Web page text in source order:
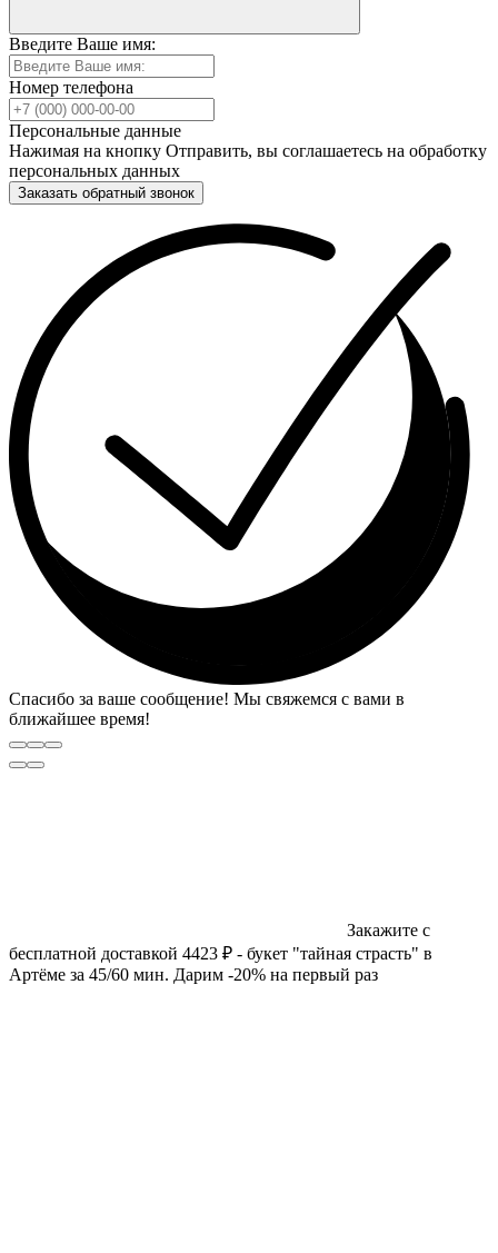
Введите Ваше имя:
Номер телефона
Персональные данные
Нажимая на кнопку Отправить, вы соглашаетесь на обработку
персональных данных
Заказать обратный звонок
Спасибо за ваше сообщение! Мы свяжемся с вами в
ближайшее время!
Закажите с
бесплатной доставкой 4423 ₽ - букет "тайная страсть" в
Артёме за 45/60 мин. Дарим -20% на первый раз